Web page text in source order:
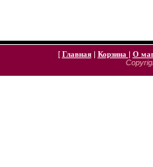
[ Главная| Корзина | О